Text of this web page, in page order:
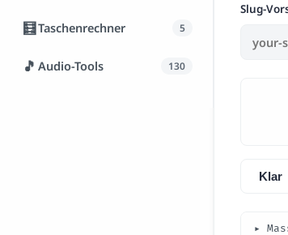
🧮Taschenrechner 5
🎵 Audio-Tools 130
Slug-
Klar
▸